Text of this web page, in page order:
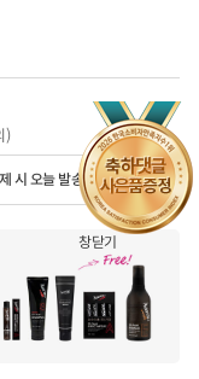
창닫기
)
시 오늘 발송됩니다.